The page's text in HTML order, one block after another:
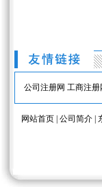
公司注册网 工商注册
网站首页| 公司简介|